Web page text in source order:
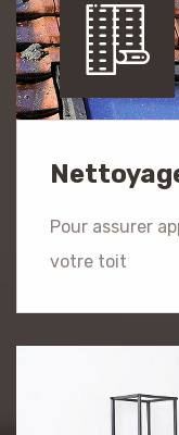
Pour assurer
votre toit